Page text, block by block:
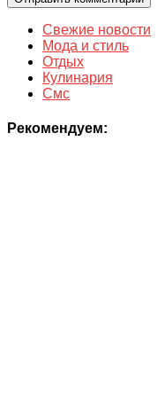
Свежие новости
Мода и стиль
Отдых
Кулинария
Смс
Рекомендуем: